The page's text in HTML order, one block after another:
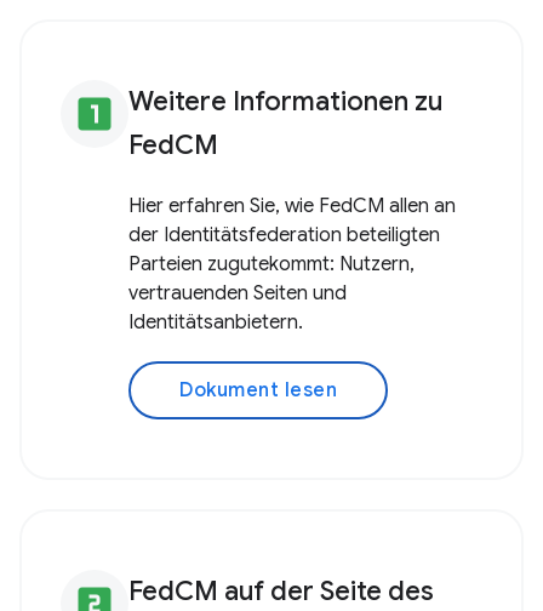
looks_one Weitere Informationen zu
FedCM
Hier erfahren Sie, wie FedCM allen an
der Identitätsfederation beteiligten
Parteien zugutekommt: Nutzern,
vertrauenden Seiten und
Identitätsanbietern.
Dokument lesen
FedCM auf der Seite des